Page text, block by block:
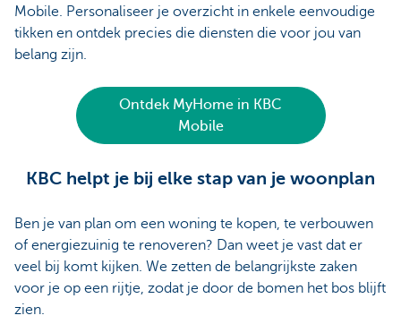
Mobile. Personaliseer je overzicht in enkele eenvoudige
tikken en ontdek precies die diensten die voor jou van
belang zijn.
Ontdek MyHome in KBC
Mobile
KBC helpt je bij elke stap van je woonplan
Ben je van plan om een woning te kopen, te verbouwen
of energiezuinig te renoveren? Dan weet je vast dat er
veel bij komt kijken. We zetten de belangrijkste zaken
voor je op een rijtje, zodat je door de bomen het bos blijft
zien.